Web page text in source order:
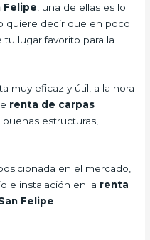
Felipe , una de ellas es lo
quiere decir que en poco
lugar favorito para la
muy eficaz y útil, a la hora
renta de carpas
, buenas estructuras,
en el mercado,
e instalación en la renta
Felipe.